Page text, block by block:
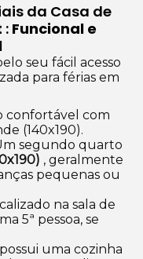
da Casa de
: Funcional e
seu fácil acesso
para férias em
confortável com
(140x190).
segundo quarto
, geralmente
pequenas ou
na sala de
5ª pessoa, se
uma cozinha